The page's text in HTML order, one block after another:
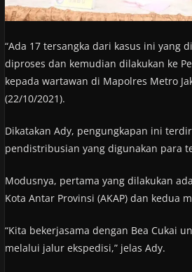
“Ada 17 tersangka dari kasus ini yang
diproses dan kemudian dilakukan ke
kepada wartawan di Mapolres Metro
(22/10/2021).
Dikatakan Ady, pengungkapan ini
pendistribusian yang digunakan para
Modusnya, pertama yang dilakukan
Kota Antar Provinsi (AKAP) dan kedua
“Kita bekerjasama dengan Bea Cukai
melalui jalur ekspedisi,” jelas Ady.